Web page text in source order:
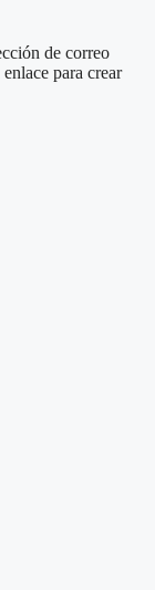
de correo
para crear